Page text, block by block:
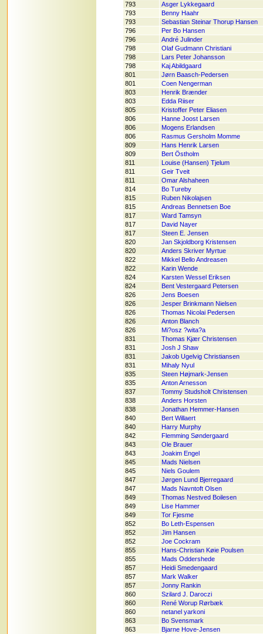
793
Asger Lykkegaard
793
Benny Haahr
793
Sebastian Steinar Thorup Hansen
796
Per Bo Hansen
796
André Julinder
798
Olaf Gudmann Christiani
798
Lars Peter Johansson
798
Kaj Abildgaard
801
Jørn Baasch-Pedersen
801
Coen Nengerman
803
Henrik Brænder
803
Edda Riiser
805
Kristoffer Peter Eliasen
806
Hanne Joost Larsen
806
Mogens Erlandsen
806
Rasmus Gersholm Momme
809
Hans Henrik Larsen
809
Bert Östholm
811
Louise (Hansen) Tjelum
811
Geir Tveit
811
Omar Alshaheen
814
Bo Tureby
815
Ruben Nikolajsen
815
Andreas Bennetsen Boe
817
Ward Tamsyn
817
David Nayer
817
Steen E. Jensen
820
Jan Skjoldborg Kristensen
820
Anders Skriver Myrtue
822
Mikkel Bello Andreasen
822
Karin Wende
824
Karsten Wessel Eriksen
824
Bent Vestergaard Petersen
826
Jens Boesen
826
Jesper Brinkmann Nielsen
826
Thomas Nicolai Pedersen
826
Anton Blanch
826
Mi?osz ?wita?a
831
Thomas Kjær Christensen
831
Josh J Shaw
831
Jakob Ugelvig Christiansen
831
Mihaly Nyul
835
Steen Højmark-Jensen
835
Anton Arnesson
837
Tommy Studsholt Christensen
838
Anders Horsten
838
Jonathan Hemmer-Hansen
840
Bert Willaert
840
Harry Murphy
842
Flemming Søndergaard
843
Ole Brauer
843
Joakim Engel
845
Mads Nielsen
845
Niels Goulem
847
Jørgen Lund Bjerregaard
847
Mads Navntoft Olsen
849
Thomas Nestved Boilesen
849
Lise Hammer
849
Tor Fjesme
852
Bo Leth-Espensen
852
Jim Hansen
852
Joe Cockram
855
Hans-Christian Køie Poulsen
855
Mads Oddershede
857
Heidi Smedengaard
857
Mark Walker
857
Jonny Rankin
860
Szilard J. Daroczi
860
René Worup Rørbæk
860
netanel yarkoni
863
Bo Svensmark
863
Bjarne Hove-Jensen